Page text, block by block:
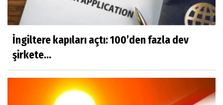
İngiltere kapıları açtı: 100’den fazla dev
şirkete...